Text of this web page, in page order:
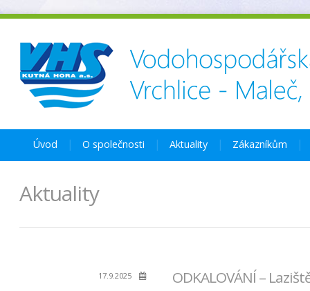
Úvod O společnosti Aktuality Zákazníkům
Aktuality
17.9.2025 ODKALOVÁNÍ –